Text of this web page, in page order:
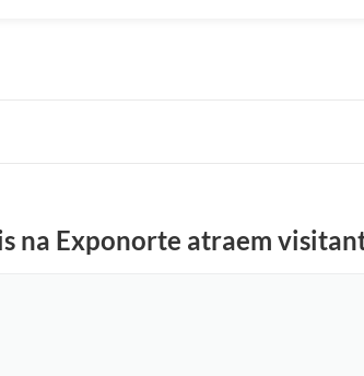
na Exponorte atraem